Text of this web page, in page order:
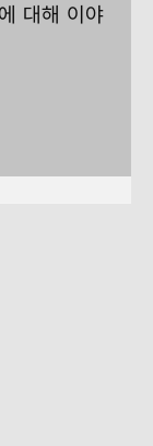
대해 이야